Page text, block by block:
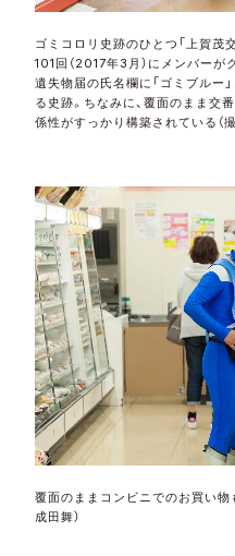
ゴミコロリ史跡のひとつ「上賀茂
101回（2017年3月）にメンバーが
遺失物届の氏名欄に「ゴミブルー
る史跡。ちなみに、覆面のまま交
係性がすっかり構築されている（撮
覆面のままコンビニでのお買い物
成田舞）